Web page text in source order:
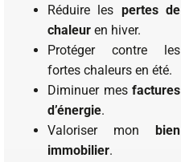
Réduire les pertes de
chaleur en hiver.
Protéger contre les
fortes chaleurs en été.
Diminuer mesfactures
d’énergie.
Valoriser monbien
immobilier.